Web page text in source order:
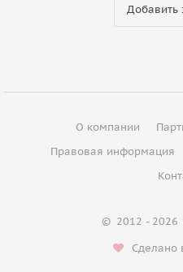
Добавить
О компании
Правовая информация
© 2012 - 2026
Сделано